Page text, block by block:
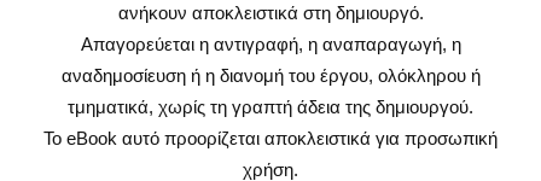
ανήκουν αποκλειστικά στη δημιουργό.
Απαγορεύεται η αντιγραφή, η αναπαραγωγή, η
αναδημοσίευση ή η διανομή του έργου, ολόκληρου ή
τμηματικά, χωρίς τη γραπτή άδεια της δημιουργού.
Το eBook αυτό προορίζεται αποκλειστικά για προσωπική
χρήση.